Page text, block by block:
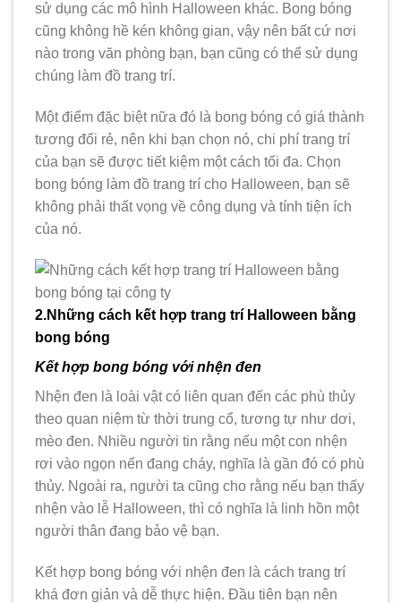
sử dụng các mô hình Halloween khác. Bong bóng
cũng không hề kén không gian, vậy nên bất cứ nơi
nào trong văn phòng bạn, bạn cũng có thể sử dụng
chúng làm đồ trang trí.
Một điểm đặc biệt nữa đó là bong bóng có giá thành
tương đối rẻ, nên khi bạn chọn nó, chi phí trang trí
của bạn sẽ được tiết kiệm một cách tối đa. Chọn
bong bóng làm đồ trang trí cho Halloween, bạn sẽ
không phải thất vọng về công dụng và tính tiện ích
của nó.
2.Những cách kết hợp trang trí Halloween bằng
bong bóng
Kết hợp bong bóng với nhện đen
Nhện đen là loài vật có liên quan đến các phù thủy
theo quan niệm từ thời trung cổ, tương tự như dơi,
mèo đen. Nhiều người tin rằng nếu một con nhện
rơi vào ngọn nến đang cháy, nghĩa là gần đó có phù
thủy. Ngoài ra, người ta cũng cho rằng nếu bạn thấy
nhện vào lễ Halloween, thì có nghĩa là linh hồn một
người thân đang bảo vệ bạn.
Kết hợp bong bóng với nhện đen là cách trang trí
khá đơn giản và dễ thực hiện. Đầu tiên bạn nên